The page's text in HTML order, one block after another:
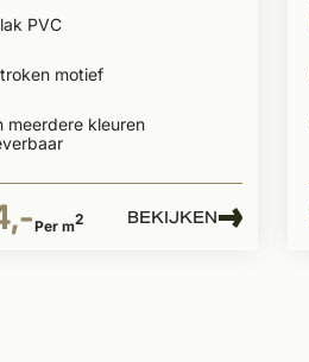
PVC
motief
meerdere kleuren
Per m2 BEKIJKEN